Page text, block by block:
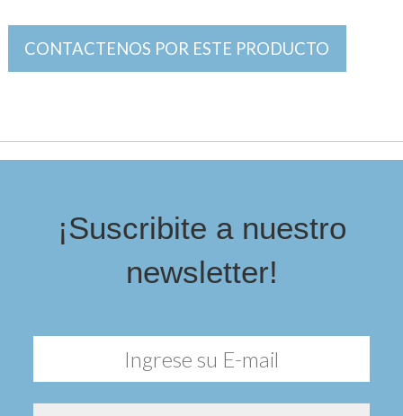
CONTACTENOS POR ESTE PRODUCTO
¡Suscribite a nuestro
newsletter!